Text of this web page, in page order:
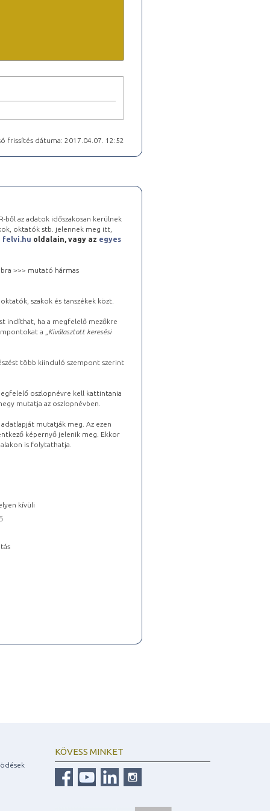
frissítés dátuma: 2017.04.07. 12:52
ből az adatok időszakosan kerülnek
oktatók stb. jelennek meg itt,
felvi.hu oldalain, vagy az egyes
>>> mutató hármas
szakok és tanszékek közt.
indíthat, ha a megfelelő mezőkre
a „ Kiválasztott keresési
több kiinduló szempont szerint
oszlopnévre kell kattintania
mutatja az oszlopnévben.
mutatják meg. Az ezen
képernyő jelenik meg. Ekkor
is folytathatja.
kívüli
KÖVESS MINKET